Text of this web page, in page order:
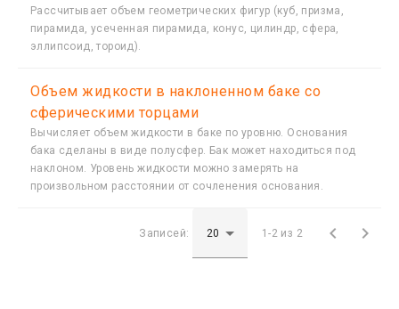
Рассчитывает объем геометрических фигур (куб, призма,
пирамида, усеченная пирамида, конус, цилиндр, сфера,
эллипсоид, тороид).
Объем жидкости в наклоненном баке со
сферическими торцами
Вычисляет объем жидкости в баке по уровню. Основания
бака сделаны в виде полусфер. Бак может находиться под
наклоном. Уровень жидкости можно замерять на
произвольном расстоянии от сочленения основания.
Записей: 1-2 из 2  